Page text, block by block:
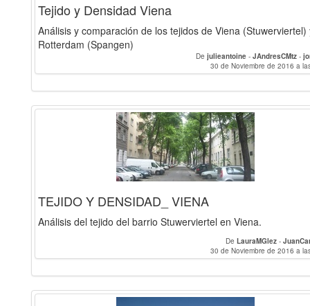
Tejido y Densidad Viena
Análisis y comparación de los tejidos de Viena (Stuwerviertel)
Rotterdam (Spangen)
De julieantoine - JAndresCMtz -
30 de Noviembre de 2016 a
TEJIDO Y DENSIDAD_ VIENA
Análisis del tejido del barrio Stuwerviertel en Viena.
De LauraMGlez -
30 de Noviembre de 2016 a